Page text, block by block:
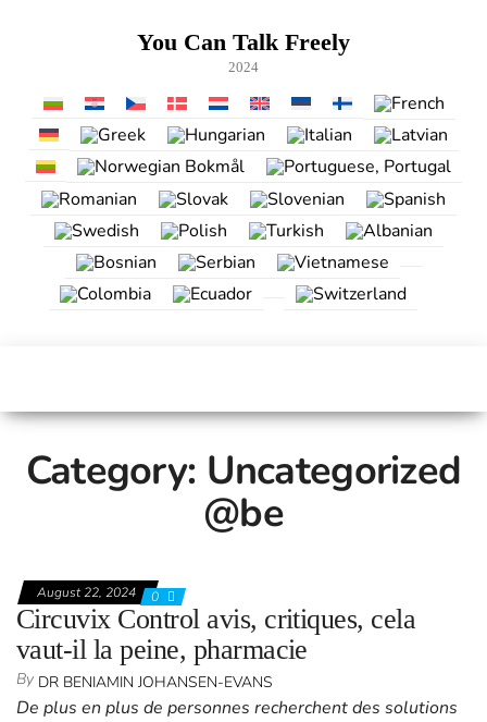
You Can Talk Freely
2024
Category: Uncategorized
@be
August 22, 2024 0
Circuvix Control avis, critiques, cela
vaut-il la peine, pharmacie
By DR BENIAMIN JOHANSEN-EVANS
De plus en plus de personnes recherchent des solutions